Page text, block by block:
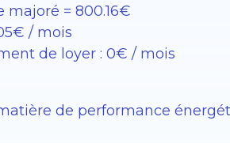
= 800.16€
/ mois
de loyer : 0€ / mois
de performance